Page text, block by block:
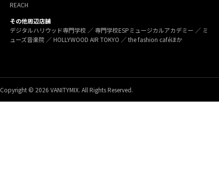
REACH
その他周辺店舗
デジタルハリウッド専門学校 ／ 専門学校ESPミュージカルアカデミー ／ ミ
ューズ音楽院 ／ HOLLYWOOD AIR TOKYO ／ the fashion caféほか
Copyright © 2026 VANITYMIX. All Rights Reserved.